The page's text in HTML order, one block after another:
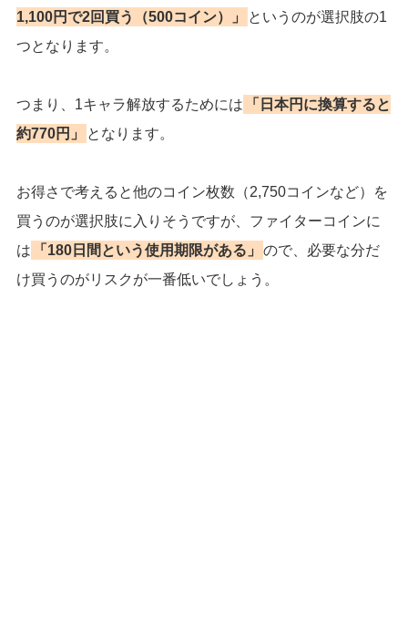
1,100円で2回買う（500コイン）」
というのが選択肢の1
つとなります。
つまり、1キャラ解放するためには
「日本円に換算すると
約770円」
となります。
お得さで考えると他のコイン枚数（2,750コインなど）を
買うのが選択肢に入りそうですが、ファイターコインに
は
「180日間という使用期限がある」
ので、必要な分だ
け買うのがリスクが一番低いでしょう。